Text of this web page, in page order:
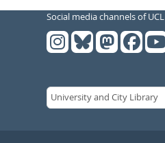
Social media channels of UCL